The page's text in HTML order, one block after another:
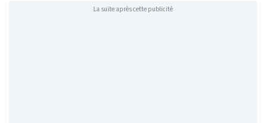
La suite après cette publicité